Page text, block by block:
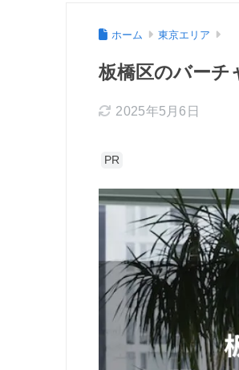
ホーム 東京エリア
板橋区のバーチ
2025年5月6日
PR